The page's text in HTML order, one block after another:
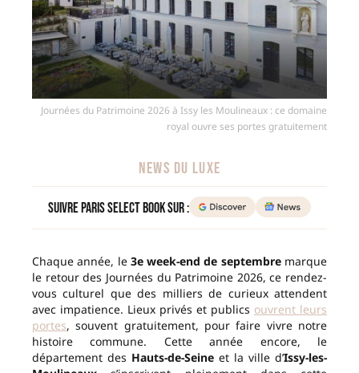
Journées du Patrimoine 2026 à Issy les Moulineaux : ce domaine
royal ouvre ses portes gratuitement
NEWS DU LUXE
Suivre Paris Select Book sur :
Chaque année, le 3e week-end de septembremarque
le retour des Journées du Patrimoine 2026, ce rendez-
vous culturel que des milliers de curieux attendent
avec impatience. Lieux privés et publics ouvrent leurs
portes, souvent gratuitement, pour faire vivre notre
histoire commune. Cette année encore, le
département des Hauts-de-Seine et la ville d’Issy-les-